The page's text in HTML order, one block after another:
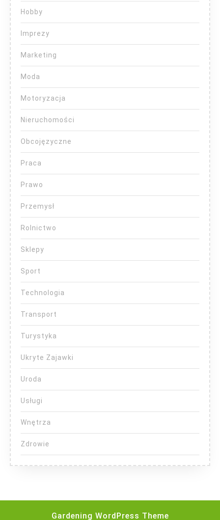
Hobby
Imprezy
Marketing
Moda
Motoryzacja
Nieruchomości
Obcojęzyczne
Praca
Prawo
Przemysł
Rolnictwo
Sklepy
Sport
Technologia
Transport
Turystyka
Ukryte Zajawki
Uroda
Usługi
Wnętrza
Zdrowie
Gardening WordPress Theme